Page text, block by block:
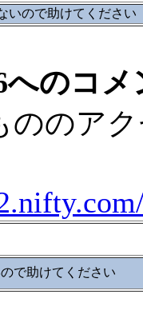
いので助けてください
へのコメ
ののア
で助けてください